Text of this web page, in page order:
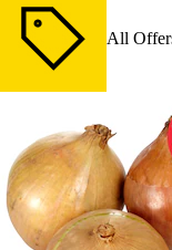
All